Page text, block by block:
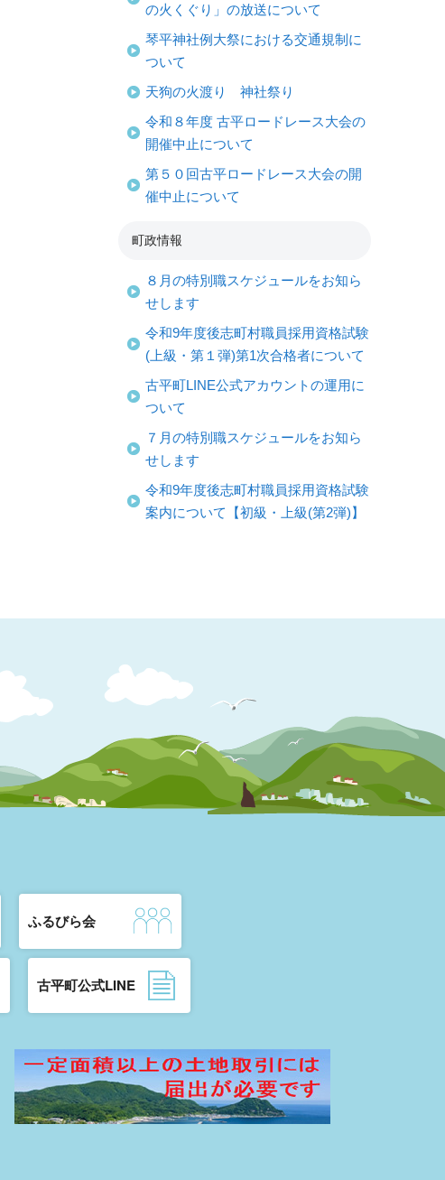
の火くぐり」の放送について
琴平神社例大祭における交通規制に
ついて
天狗の火渡り 神社祭り
令和８年度 古平ロードレース大会の
開催中止について
第５０回古平ロードレース大会の開
催中止について
町政情報
８月の特別職スケジュールをお知ら
せします
令和9年度後志町村職員採用資格試験
(上級・第１弾)第1次合格者について
古平町LINE公式アカウントの運用に
ついて
７月の特別職スケジュールをお知ら
せします
令和9年度後志町村職員採用資格試験
案内について【初級・上級(第2弾)】
ふるびら会
古平町公式LINE